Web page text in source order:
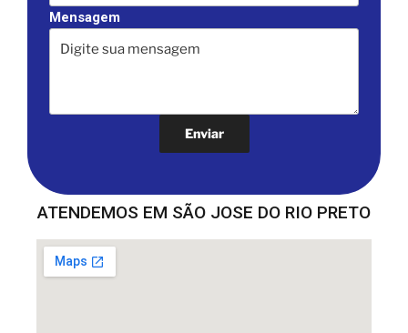
Mensagem
ATENDEMOS EM SÃO JOSE DO RIO PRETO